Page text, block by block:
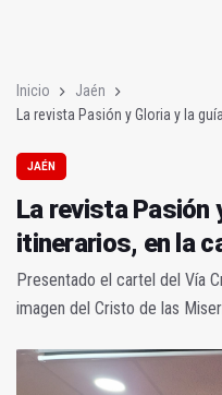
Inicio
Jaén
La revista Pasión y Gloria y la
JAÉN
La revista Pasión
itinerarios, en la
Presentado el cartel del Vía
imagen del Cristo de las